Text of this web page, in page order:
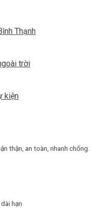
Thạnh
trời
kiện
thận, an toàn, nhanh chống.
hạn